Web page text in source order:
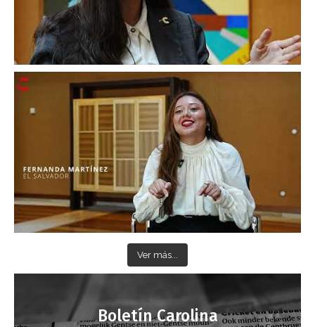
Ver más...
Boletín Carolina